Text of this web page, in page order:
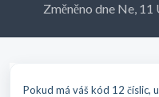
Změněno dne Ne,
Pokud má váš kód 12 číslic,